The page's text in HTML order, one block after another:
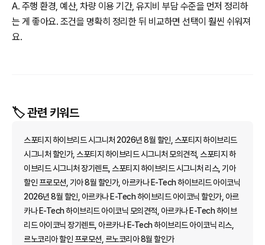
A. 주행 환경, 예산, 차량 이용 기간, 유지비 부담 수준을 먼저 정리하
는 게 좋아요. 조건을 명확히 정리한 뒤 비교하면 선택이 훨씬 쉬워져
요.
🏷️ 관련 키워드
스포티지 하이브리드 시그니처 2026년 8월 할인, 스포티지 하이브리드
시그니처 할인가, 스포티지 하이브리드 시그니처 모의견적, 스포티지 하
이브리드 시그니처 장기렌트, 스포티지 하이브리드 시그니처 리스, 기아
할인 프로모션, 기아 8월 할인가, 아르카나 E-Tech 하이브리드 아이코닉
2026년 8월 할인, 아르카나 E-Tech 하이브리드 아이코닉 할인가, 아르
카나 E-Tech 하이브리드 아이코닉 모의견적, 아르카나 E-Tech 하이브
리드 아이코닉 장기렌트, 아르카나 E-Tech 하이브리드 아이코닉 리스,
르노코리아 할인 프로모션, 르노코리아 8월 할인가